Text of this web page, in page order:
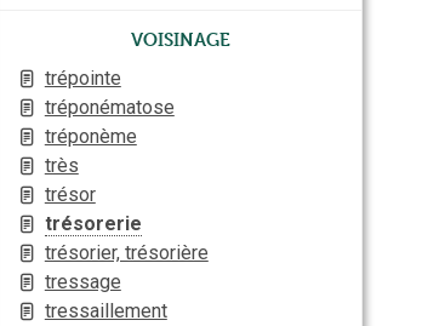
Voisinage
trépointe
tréponématose
tréponème
très
trésor
trésorerie
trésorier, trésorière
tressage
tressaillement